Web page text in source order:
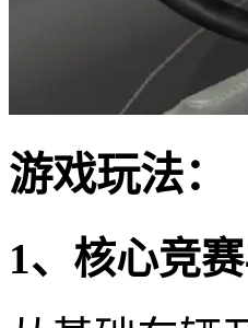
游戏玩法：
1、核心竞赛